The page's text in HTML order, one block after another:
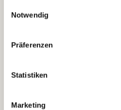
Wenn Sie auf „Cookies
Sie der Speicherung
Ihre Einwilligung
indem Sie die Cookie-
unsererDatenschutzerklärung
Notwendig
Präferenzen
Statistiken
Marketing
Betreiber der Webseite
Kantstraße 45a
(Ein Tochterunternehmen des AWO
e.V.)